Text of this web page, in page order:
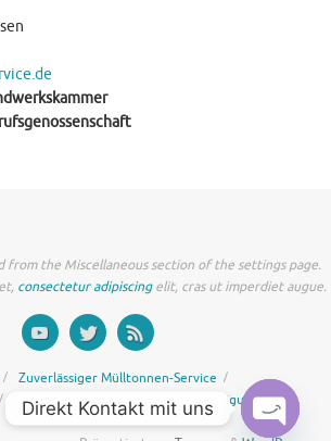
from the Miscellaneous section of the settings page.
consectetur adipiscingelit, cras ut imperdiet augue.
Zuverlässiger Mülltonnen-Service
Wohnungsreinigung
Fensterreinigung
Direkt Kontakt mit uns